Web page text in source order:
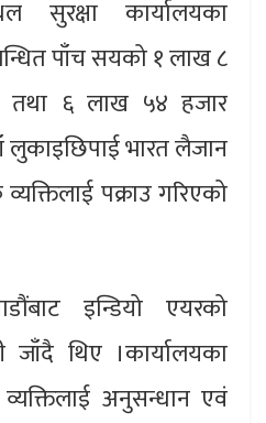
सुरक्षा कार्यालयका
पाँच सयको १ लाख ८
तथा ६ लाख ५४ हजार
लुकाइछिपाई भारत लैजान
पक्राउ गरिएको
इन्डियो एयरको
जाँदै थिए ।कार्यालयका
अनुसन्धान एवं